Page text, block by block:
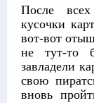
После
кусочки
вот-вот
не тут-то
завладели
свою
вновь